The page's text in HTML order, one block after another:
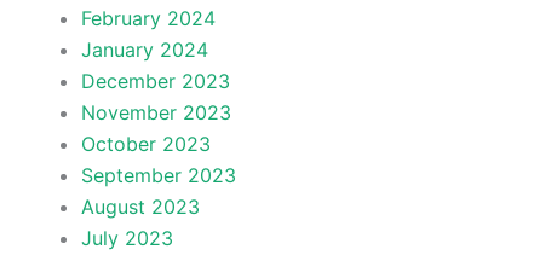
February 2024
January 2024
December 2023
November 2023
October 2023
September 2023
August 2023
July 2023